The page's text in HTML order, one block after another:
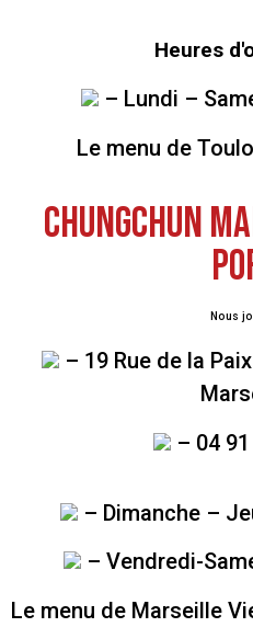
Heures
– Lundi –
Le menu de
CHUNGCHUN
Nous
– 19 Rue de la
– 04 91
– Dimanche –
– Vendredi-
Le menu de Marseille